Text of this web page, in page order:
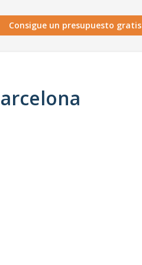
Consigue un presupuesto gratis